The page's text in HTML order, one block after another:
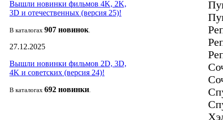
Вышли новинки фильмов 4K, 2K,
3D и отечественных (версия 25)!
В каталогах 907 новинок.
27.12.2025
Вышли новинки фильмов 2D, 3D,
4K и советских (версия 24)!
В каталогах 692 новинки.